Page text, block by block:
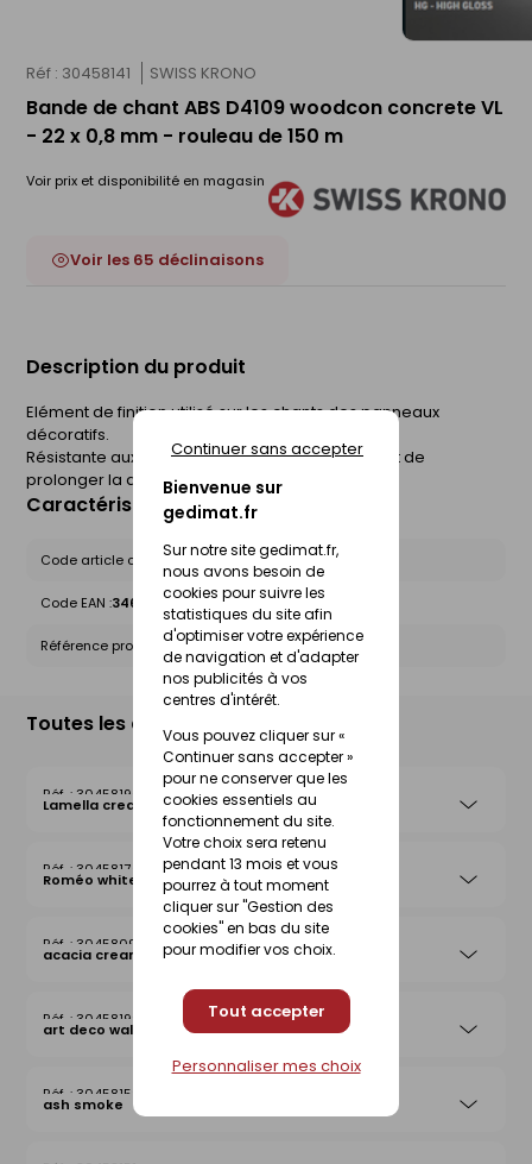
Bienvenue sur
gedimat.fr
Sur notre site gedimat.fr,
nous avons besoin de
cookies pour suivre les
statistiques du site afin
d'optimiser votre expérience
de navigation et d'adapter
nos publicités à vos
centres d'intérêt.
Vous pouvez cliquer sur «
Continuer sans accepter »
pour ne conserver que les
cookies essentiels au
fonctionnement du site.
Votre choix sera retenu
pendant 13 mois et vous
pourrez à tout moment
cliquer sur "Gestion des
cookies" en bas du site
pour modifier vos choix.
Tout accepter
Continuer sans accepter
Personnaliser mes choix
Réf : 30458141 SWISS KRONO
Bande de chant ABS D4109 woodcon concrete VL
- 22 x 0,8 mm - rouleau de 150 m
Voir prix et disponibilité en magasin
Voir les 65 déclinaisons
Description du produit
Elément de finition utilisé sur les chants des panneaux
décoratifs.
Résistante aux chocs, la bande de chant permet de
prolonger la durée de vie du panneau.
Caractéristiques du produit
Code article chez le fournisseur : 10347918
Code EAN :3464186249023
Référence produit nationale Gedimat :30458141
Toutes les déclinaisons
30458190
Lamella cream
30458174
Roméo white
30458092
acacia cream
30458199
art deco walnut
30458152
ash smoke